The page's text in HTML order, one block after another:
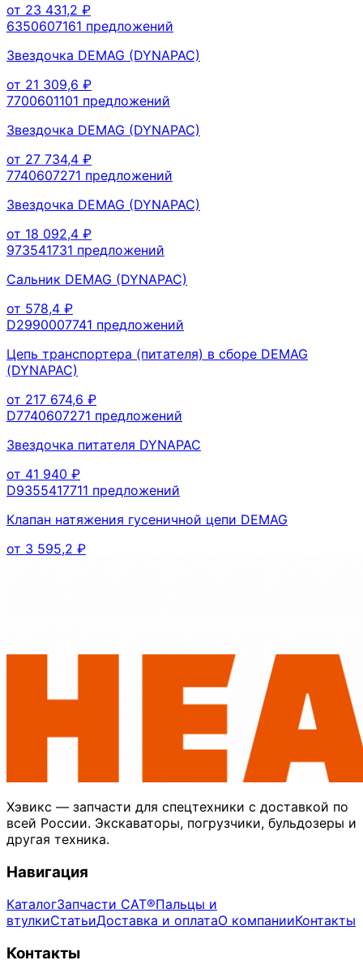
от 23 431,2 ₽
6350607161 предложений
Звездочка DEMAG (DYNAPAC)
от 21 309,6 ₽
7700601101 предложений
Звездочка DEMAG (DYNAPAC)
от 27 734,4 ₽
7740607271 предложений
Звездочка DEMAG (DYNAPAC)
от 18 092,4 ₽
973541731 предложений
Сальник DEMAG (DYNAPAC)
от 578,4 ₽
D2990007741 предложений
Цепь транспортера (питателя) в сборе DEMAG
(DYNAPAC)
от 217 674,6 ₽
D7740607271 предложений
Звездочка питателя DYNAPAC
от 41 940 ₽
D9355417711 предложений
Клапан натяжения гусеничной цепи DEMAG
от 3 595,2 ₽
Хэвикс — запчасти для спецтехники с доставкой по
всей России. Экскаваторы, погрузчики, бульдозеры и
другая техника.
Навигация
КаталогЗапчасти CAT®Пальцы и
втулкиСтатьиДоставка и оплатаО компанииКонтакты
Контакты